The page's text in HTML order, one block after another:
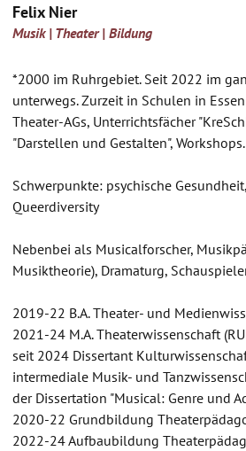
Felix Nier
Musik | Theater | Bildung
*2000 im Ruhrgebiet. Seit 2022 im
unterwegs. Zurzeit in Schulen in
Theater-AGs, Unterrichtsfächer
"Darstellen und Gestalten", Workshops.
Schwerpunkte: psychische
Queerdiversity
Nebenbei als Musicalforscher,
Musiktheorie), Dramaturg,
2019-22 B.A. Theater- und
2021-24 M.A. Theaterwissenschaft
seit 2024 Dissertant
intermediale Musik- und
der Dissertation "Musical: Genre und
2020-22 Grundbildung
2022-24 Aufbaubildung